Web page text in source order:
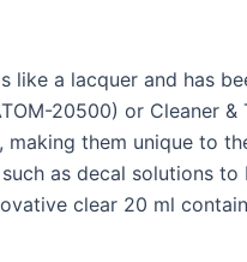
like a lacquer and has
20500) or Cleaner
them unique to
as decal solutions
clear 20 ml